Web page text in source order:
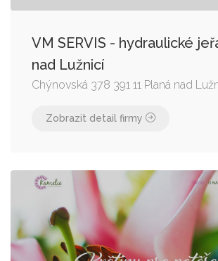
VM SERVIS - hydraulické
nad Lužnicí
Chýnovská 378 391 11 Planá nad
Zobrazit detail firmy